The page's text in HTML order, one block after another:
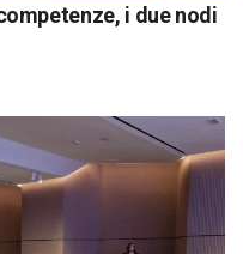
i due nodi